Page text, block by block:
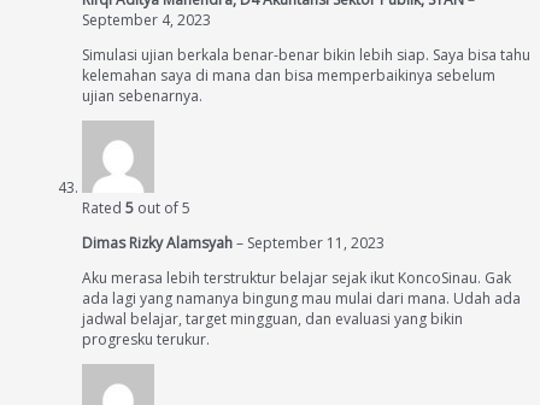
September 4, 2023
Simulasi ujian berkala benar-benar bikin lebih siap. Saya bisa tahu
kelemahan saya di mana dan bisa memperbaikinya sebelum
ujian sebenarnya.
Rated 5 out of 5
Dimas Rizky Alamsyah– September 11, 2023
Aku merasa lebih terstruktur belajar sejak ikut KoncoSinau. Gak
ada lagi yang namanya bingung mau mulai dari mana. Udah ada
jadwal belajar, target mingguan, dan evaluasi yang bikin
progresku terukur.